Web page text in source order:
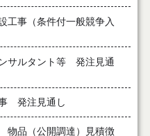
工事（条件付一般競争入
サルタント等 発注見通
発注見通し
品（公開調達）見積徴